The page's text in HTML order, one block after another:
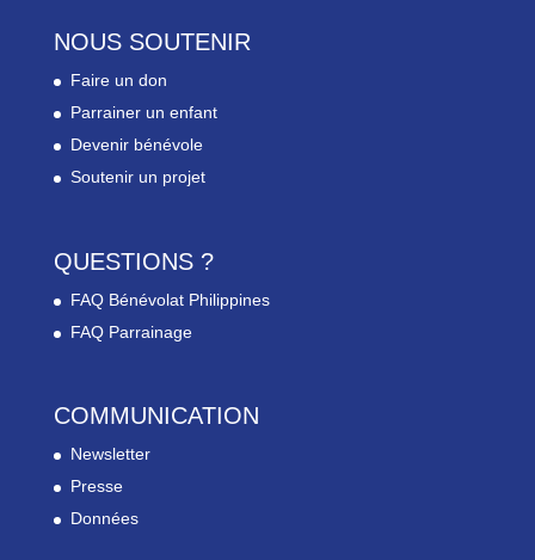
NOUS SOUTENIR
Faire un don
Parrainer un enfant
Devenir bénévole
Soutenir un projet
QUESTIONS ?
FAQ Bénévolat Philippines
FAQ Parrainage
COMMUNICATION
Newsletter
Presse
Données